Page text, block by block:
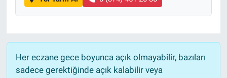
Her eczane gece boyunca açık olmayabilir, bazıları
sadece gerektiğinde açık kalabilir veya